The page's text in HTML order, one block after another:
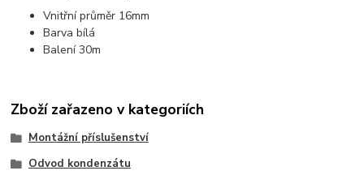
Vnitřní průměr 16mm
Barva bílá
Balení 30m
Zboží zařazeno v kategoriích
Montážní příslušenství
Odvod kondenzátu